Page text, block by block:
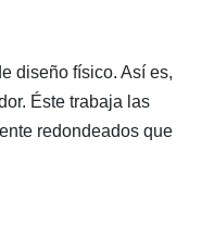
diseño físico. Así es,
Éste trabaja las
redondeados que